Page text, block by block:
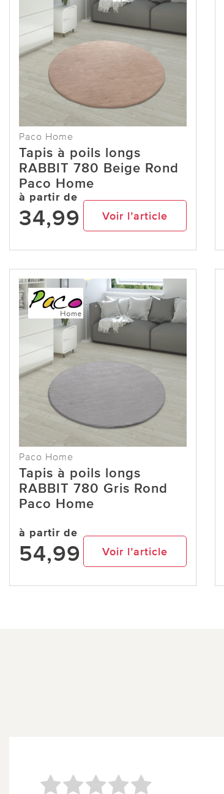
Paco Home
Tapis à poils longs
RABBIT 780 Beige Rond
Paco Home
à partir de
34,99 Voir l’article
Paco Home
Tapis à poils longs
RABBIT 780 Gris Rond
Paco Home
à partir de
54,99 Voir l’article